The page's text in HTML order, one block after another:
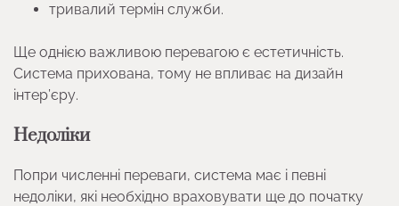
тривалий термін служби.
Ще однією важливою перевагою є естетичність.
Система прихована, тому не впливає на дизайн
інтер’єру.
Недоліки
Попри численні переваги, система має і певні
недоліки, які необхідно враховувати ще до початку